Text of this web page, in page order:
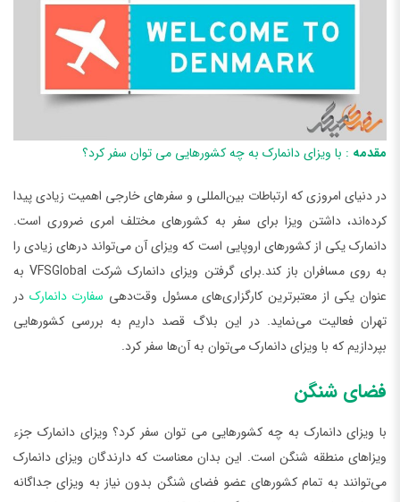
مقدمه : با ویزای دانمارک به چه کشورهایی می توان سفر کرد؟
در دنیای امروزی که ارتباطات بین‌المللی و سفرهای خارجی اهمیت زیادی پیدا
کرده‌اند، داشتن ویزا برای سفر به کشورهای مختلف امری ضروری است.
دانمارک یکی از کشورهای اروپایی است که ویزای آن می‌تواند درهای زیادی را
به روی مسافران باز کند.برای گرفتن ویزای دانمارک شرکت VFSGlobal به
عنوان یکی از معتبرترین کارگزاری‌های مسئول وقت‌دهی سفارت دانمارک در
تهران فعالیت می‌نماید. در این بلاگ قصد داریم به بررسی کشورهایی
بپردازیم که با ویزای دانمارک می‌توان به آن‌ها سفر کرد.
فضای شنگن
با ویزای دانمارک به چه کشورهایی می توان سفر کرد؟ ویزای دانمارک جزء
ویزاهای منطقه شنگن است. این بدان معناست که دارندگان ویزای دانمارک
می‌توانند به تمام کشورهای عضو فضای شنگن بدون نیاز به ویزای جداگانه